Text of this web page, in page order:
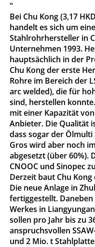
"
Bei Chu Kong (3,17
handelt es sich um
Stahlrohrhersteller in
Unternehmen 1993.
hauptsächlich in der
Chu Kong der erste
Rohre im Bereich der
arc welded), die für
sind, herstellen
mit einer Kapazität
Anbieter. Die Qualität
dass sogar der Ölmulti
Gros wird aber noch
abgesetzt (über 60%).
CNOOC und Sinopec
Derzeit baut Chu
Die neue Anlage in
fertiggestellt.
Werkes in
sollen pro Jahr bis zu
anspruchsvollen
und 2 Mio. t